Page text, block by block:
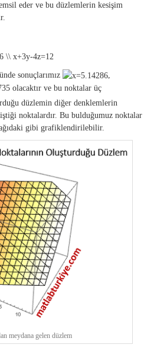
eder ve bu düzlemlerin kesişim
sonuçlarımız
,
olacaktır ve bu noktalar üç
düzlemin diğer denklemlerin
noktalardır. Bu bulduğumuz noktalar
gibi grafiklendirilebilir.
meydana gelen düzlem